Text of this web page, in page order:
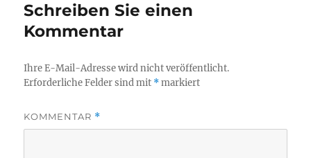
Schreiben Sie einen
Kommentar
Ihre E-Mail-Adresse wird nicht veröffentlicht.
Erforderliche Felder sind mit *markiert
KOMMENTAR *